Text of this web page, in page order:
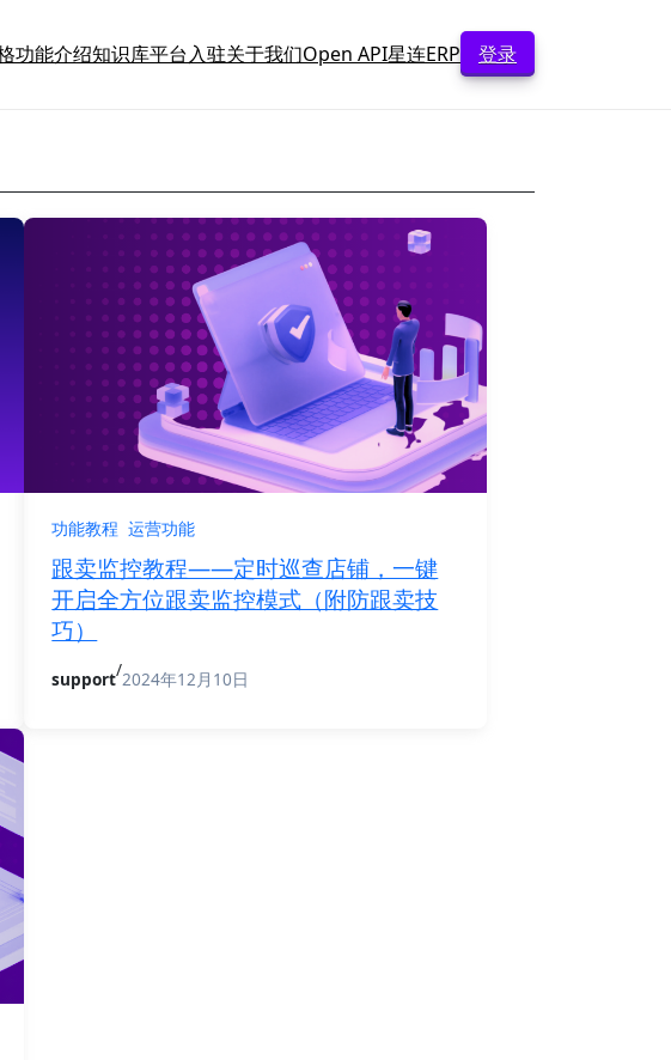
功能介绍知识库平台入驻关于我们Open API星连ERP 登录
功能教程 运营功能
跟卖监控教程——定时巡查店铺，一键
开启全方位跟卖监控模式（附防跟卖技
巧）
support/2024年12月10日